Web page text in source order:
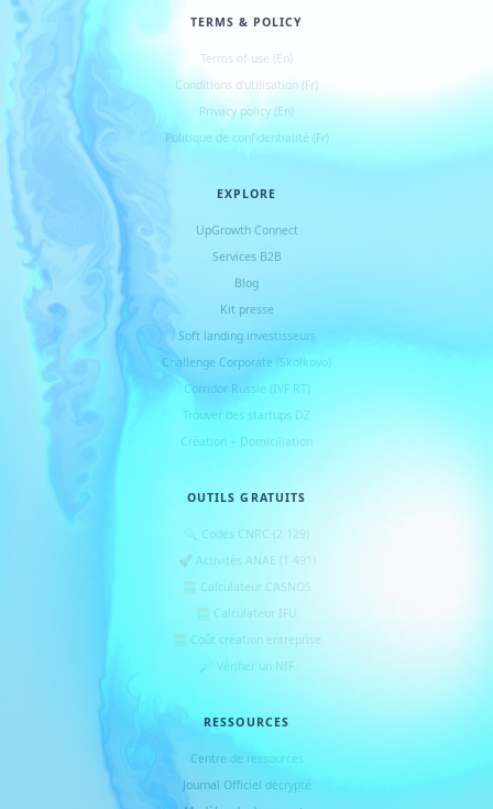
TERMS & POLICY
Terms of use (En)
Conditions d utilisation (Fr)
Privacy policy (En)
Politique de confidentialité (Fr)
EXPLORE
UpGrowth Connect
Services B2B
Blog
Kit presse
Soft landing investisseurs
Challenge Corporate (Skolkovo)
Corridor Russie (IVF RT)
Trouver des startups DZ
Création + Domiciliation
OUTILS GRATUITS
🔍 Codes CNRC (2 129)
🚀 Activités ANAE (1 491)
🧮 Calculateur CASNOS
🧮 Calculateur IFU
🧮 Coût création entreprise
🔎 Vérifier un NIF
RESSOURCES
Centre de ressources
Journal Officiel décrypté